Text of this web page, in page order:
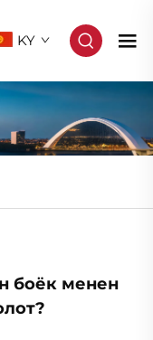
KY
боёк менен